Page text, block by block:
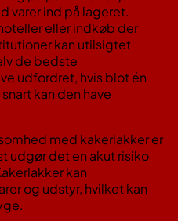
varer ind på lageret​.
eller indkøb der
kan utilsigtet
de bedste
udfordret, hvis blot én
kan den have
med kakerlakker er
udgør det en akut risiko
kan
og udstyr, hvilket kan